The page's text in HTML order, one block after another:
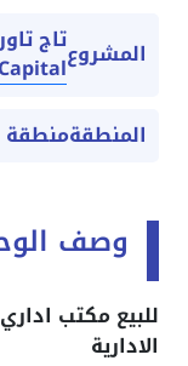
المشروعCapital
المنطقةمنطقة
وصف
الادارية